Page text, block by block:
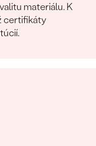
materiálu. K
certifikáty